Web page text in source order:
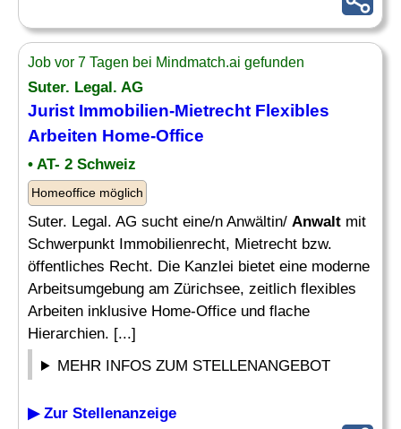
Job vor 7 Tagen bei Mindmatch.ai gefunden
Suter. Legal. AG
Jurist Immobilien-Mietrecht Flexibles
Arbeiten Home-Office
• AT- 2 Schweiz
Homeoffice möglich
Suter. Legal. AG sucht eine/n Anwältin/ Anwalt mit
Schwerpunkt Immobilienrecht, Mietrecht bzw.
öffentliches Recht. Die Kanzlei bietet eine moderne
Arbeitsumgebung am Zürichsee, zeitlich flexibles
Arbeiten inklusive Home-Office und flache
Hierarchien. [...]
MEHR INFOS ZUM STELLENANGEBOT
▶ Zur Stellenanzeige